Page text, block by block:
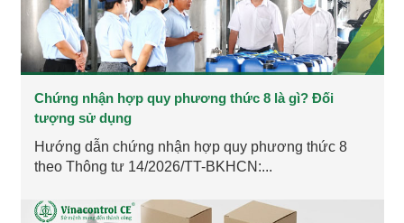
Chứng nhận hợp quy phương thức 8 là gì? Đối
tượng sử dụng
Hướng dẫn chứng nhận hợp quy phương thức 8
theo Thông tư 14/2026/TT-BKHCN:...